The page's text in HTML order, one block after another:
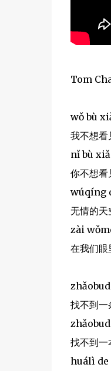
Tom
wǒ bù
我不想看
nǐ bù
你不想看
wúqíng
无情的天
zài
在我们眼
找不到一
找不到一
huálì